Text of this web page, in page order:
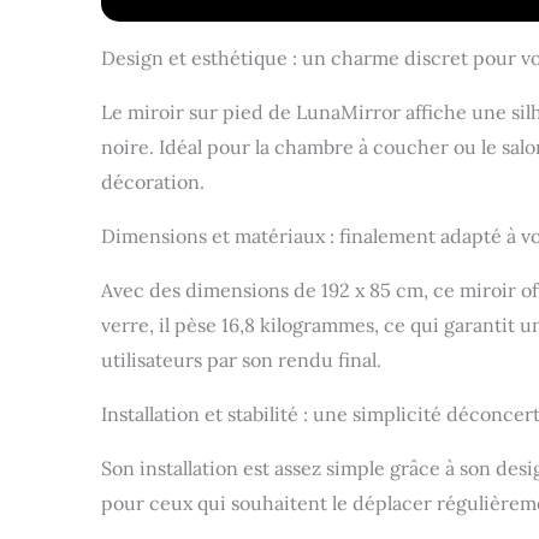
tout type
à votre
aucun
miroir
miroir
pleine
tous : ce
pour
(français
Design et esthétique : un charme discret pour
Le miroir sur pied de LunaMirror affiche une
noire. Idéal pour la chambre à coucher ou le
décoration.
Dimensions et matériaux : finalement adapté à
Avec des dimensions de 192 x 85 cm, ce miroir
verre, il pèse 16,8 kilogrammes, ce qui garantit
utilisateurs par son rendu final.
Installation et stabilité : une simplicité
Son installation est assez simple grâce à son
pour ceux qui souhaitent le déplacer